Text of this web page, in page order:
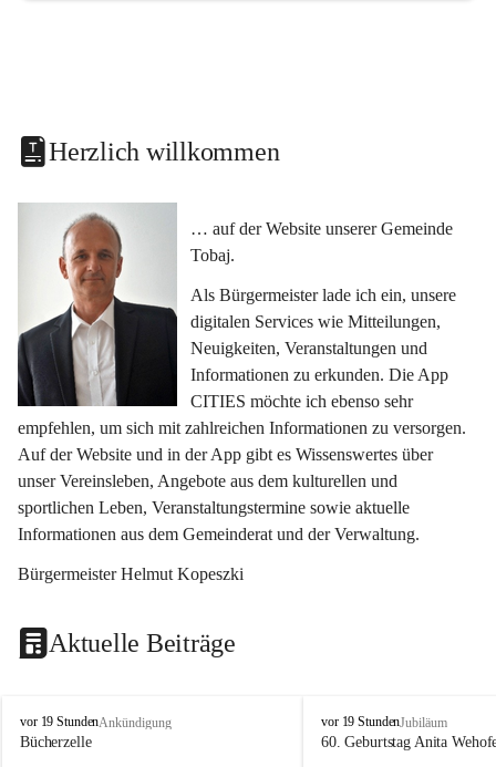
Herzlich willkommen
… auf der Website unserer Gemeinde
Tobaj.
Als Bürgermeister lade ich ein, unsere
digitalen Services wie Mitteilungen,
Neuigkeiten, Veranstaltungen und
Informationen zu erkunden. Die App
CITIES möchte ich ebenso sehr
empfehlen, um sich mit zahlreichen Informationen zu versorgen.
Auf der Website und in der App gibt es Wissenswertes über
unser Vereinsleben, Angebote aus dem kulturellen und
sportlichen Leben, Veranstaltungstermine sowie aktuelle
Informationen aus dem Gemeinderat und der Verwaltung.
Bürgermeister Helmut Kopeszki
Aktuelle Beiträge
T
o
vor 19 StundenAnkündigung
Bücherzelle
T
o
vor 19 StundenJubiläum
60. Geburtstag Anita